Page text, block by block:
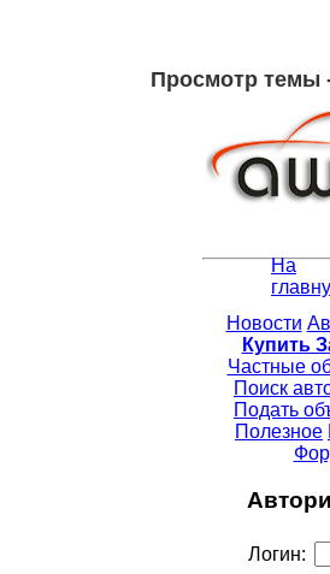
Просмотр темы
На
Новости
Купить
Частные
Поиск
Подать
Полезное
Логин: